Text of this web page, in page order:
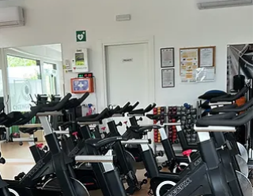
bello di cycling&fitness è che si adatta a tutti:
principianti, espe